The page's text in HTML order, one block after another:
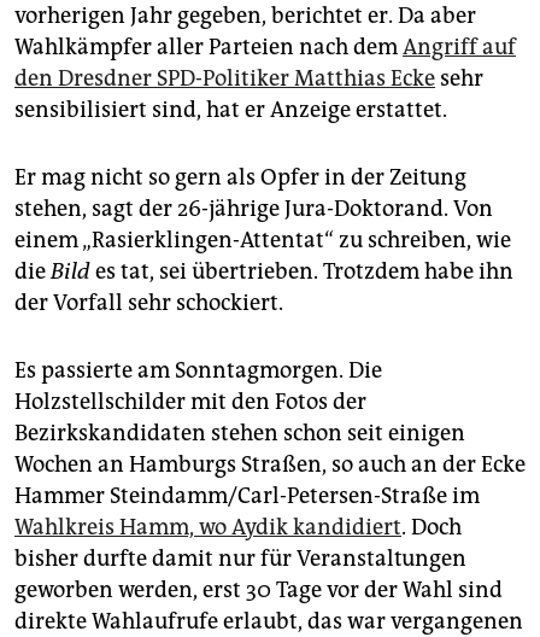
vorherigen Jahr gegeben, berichtet er. Da aber
Wahlkämpfer aller Parteien nach demAngriff auf
den Dresdner SPD-Politiker Matthias Ecke sehr
sensibilisiert sind, hat er Anzeige erstattet.
Er mag nicht so gern als Opfer in der Zeitung
stehen, sagt der 26-jährige Jura-Doktorand. Von
einem „Rasierklingen-Attentat“ zu schreiben, wie
dieBildes tat, sei übertrieben. Trotzdem habe ihn
der Vorfall sehr schockiert.
Es passierte am Sonntagmorgen. Die
Holzstellschilder mit den Fotos der
Bezirkskandidaten stehen schon seit einigen
Wochen an Hamburgs Straßen, so auch an der Ecke
Hammer Steindamm/Carl-Petersen-Straße im
Wahlkreis Hamm, wo Aydik kandidiert. Doch
bisher durfte damit nur für Veranstaltungen
geworben werden, erst 30 Tage vor der Wahl sind
direkte Wahlaufrufe erlaubt, das war vergangenen